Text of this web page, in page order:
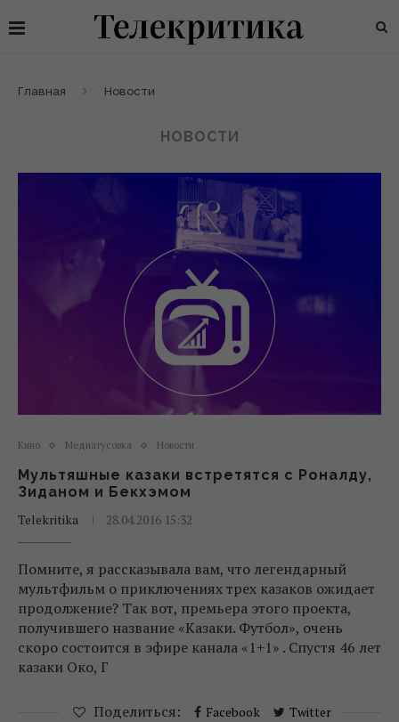
Главная Новости
НОВОСТИ
Кино Медиатусовка Новости
Мультяшные казаки встретятся с Роналду,
Зиданом и Бекхэмом
Telekritika
28.04.2016 15:32
Помните, я рассказывала вам, что легендарный
мультфильм о приключениях трех казаков ожидает
продолжение? Так вот, премьера этого проекта,
получившего название «Казаки. Футбол», очень
скоро состоится в эфире канала «1+1» . Спустя 46 лет
казаки Око, Г
Поделиться: Facebook Twitter